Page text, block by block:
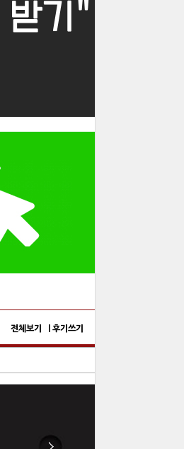
전체보기 | 후기쓰기